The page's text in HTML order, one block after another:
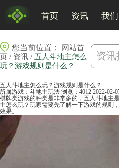
首页 资讯 我们
您当前位置：
网站首
页 / 资讯 / 五人斗地主怎么
玩？游戏规则是什么？
五人斗地主怎么玩？游戏规则是什么？
所属游戏： 斗地主玩法 浏览：4012 2022-02-
棋牌类游戏的种类是非常多的，五人斗地主
主怎么玩？玩家需要先了解一下游戏的规则
效果。